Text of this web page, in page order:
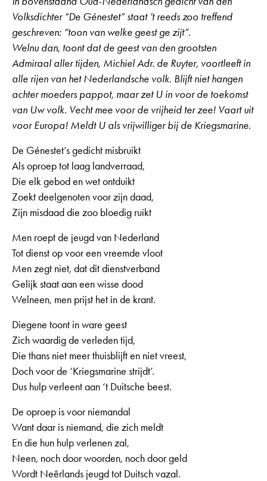
Volksdichter “De Génestet” staat ’t reeds zoo treffend
geschreven: “toon van welke geest ge zijt”.
Welnu dan, toont dat de geest van den grootsten
Admiraal aller tijden, Michiel Adr. de Ruyter, voortleeft in
alle rijen van het Nederlandsche volk. Blijft niet hangen
achter moeders pappot, maar zet U in voor de toekomst
van Uw volk. Vecht mee voor de vrijheid ter zee! Vaart uit
voor Europa! Meldt U als vrijwilliger bij de Kriegsmarine.
De Génestet’s gedicht misbruikt
Als oproep tot laag landverraad,
Die elk gebod en wet ontduikt
Zoekt deelgenoten voor zijn daad,
Zijn misdaad die zoo bloedig ruikt
Men roept de jeugd van Nederland
Tot dienst op voor een vreemde vloot
Men zegt niet, dat dit dienstverband
Gelijk staat aan een wisse dood
Welneen, men prijst het in de krant.
Diegene toont in ware geest
Zich waardig de verleden tijd,
Die thans niet meer thuisblijft en niet vreest,
Doch voor de ‘Kriegsmarine strijdt’.
Dus hulp verleent aan ‘t Duitsche beest.
De oproep is voor niemandal
Want daar is niemand, die zich meldt
En die hun hulp verlenen zal,
Neen, noch door woorden, noch door geld
Wordt Neêrlands jeugd tot Duitsch vazal.